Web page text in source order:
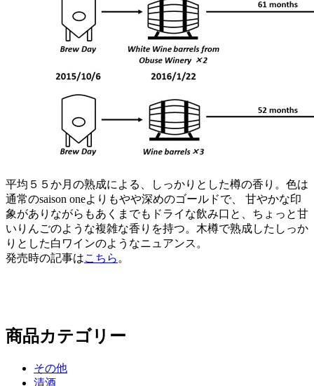
平均５５か月の熟成による、しっかりとした樽の香り。色は
通常のsaison oneよりもやや深めのゴールドで、 甘やかな印
象がありながらもあくまでもドライな飲み口と、ちょっと甘
いりんごのような複雑な香りを持つ。木樽で熟成したしっか
りとした白ワインのようなニュアンス。
発売時の記事はこちら 。
商品カテゴリー
その他
清酒